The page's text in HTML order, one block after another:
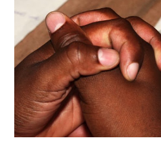
vereadores promoveram audiência
estudos antes de coloca-lo em
qualidade do serviço prestado à
solicitações dos usuários do
também apresentaram 10 emendas,
anexadas ao Projeto. Desta forma,
aprovado e encami...